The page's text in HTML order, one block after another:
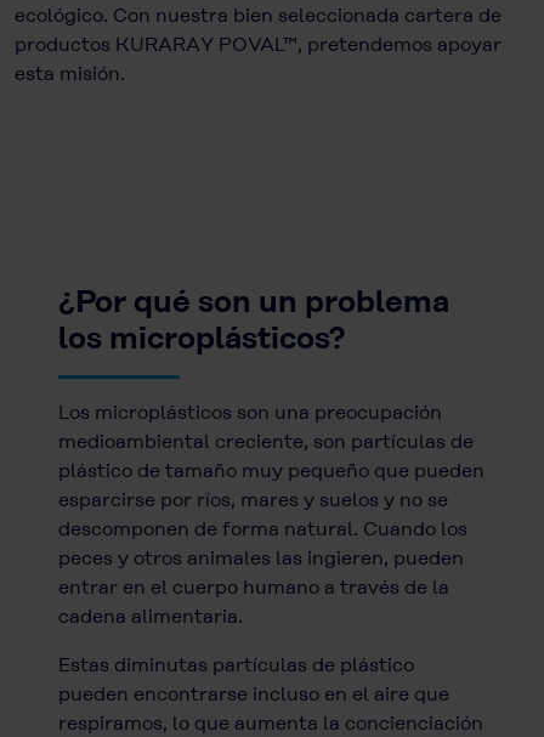
ecológico. Con nuestra bien seleccionada cartera de
productos KURARAY POVAL™, pretendemos apoyar
esta misión.
¿Por qué son un problema
los microplásticos?
Los microplásticos son una preocupación
medioambiental creciente, son partículas de
plástico de tamaño muy pequeño que pueden
esparcirse por ríos, mares y suelos y no se
descomponen de forma natural. Cuando los
peces y otros animales las ingieren, pueden
entrar en el cuerpo humano a través de la
cadena alimentaria.
Estas diminutas partículas de plástico
pueden encontrarse incluso en el aire que
respiramos, lo que aumenta la concienciación